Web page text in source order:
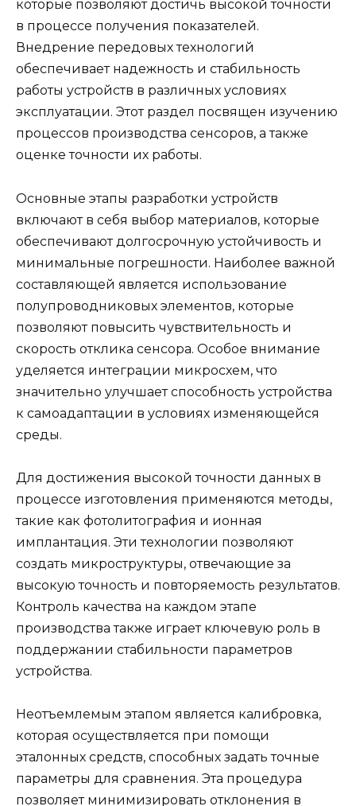
которые позволяют достичь высокой точности
в процессе получения показателей.
Внедрение передовых технологий
обеспечивает надежность и стабильность
работы устройств в различных условиях
эксплуатации. Этот раздел посвящен изучению
процессов производства сенсоров, а также
оценке точности их работы.
Основные этапы разработки устройств
включают в себя выбор материалов, которые
обеспечивают долгосрочную устойчивость и
минимальные погрешности. Наиболее важной
составляющей является использование
полупроводниковых элементов, которые
позволяют повысить чувствительность и
скорость отклика сенсора. Особое внимание
уделяется интеграции микросхем, что
значительно улучшает способность устройства
к самоадаптации в условиях изменяющейся
среды.
Для достижения высокой точности данных в
процессе изготовления применяются методы,
такие как фотолитография и ионная
имплантация. Эти технологии позволяют
создать микроструктуры, отвечающие за
высокую точность и повторяемость результатов.
Контроль качества на каждом этапе
производства также играет ключевую роль в
поддержании стабильности параметров
устройства.
Неотъемлемым этапом является калибровка,
которая осуществляется при помощи
эталонных средств, способных задать точные
параметры для сравнения. Эта процедура
позволяет минимизировать отклонения в